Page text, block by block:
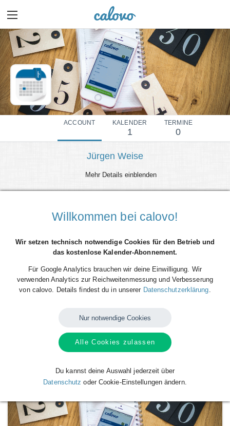
ACCOUNT KALENDER
1
TERMINE
0
Jürgen Weise
Mehr Details einblenden
VerfügbareKalendervonJürgen Weise
Willkommen bei calovo!
Wir setzen technisch notwendige Cookies für den Betrieb und
das kostenlose Kalender-Abonnement.
Für Google Analytics brauchen wir deine Einwilligung. Wir
verwenden Analytics zur Reichweitenmessung und Verbesserung
von calovo. Details findest du in unserer Datenschutzerklärung
Nur notwendige Cookies
Alle Cookies zulassen
Du kannst deine Auswahl jederzeit über
Datenschutz oder Cookie-Einstellungen ändern.